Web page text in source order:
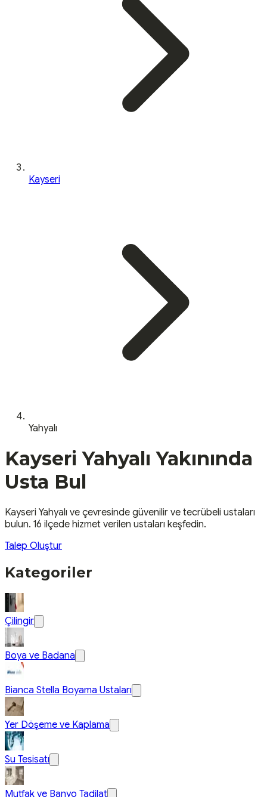
Kayseri
Yahyalı
Kayseri Yahyalı Yakınında
Usta Bul
Kayseri Yahyalı ve çevresinde güvenilir ve tecrübeli ustaları
bulun. 16 ilçede hizmet verilen ustaları keşfedin.
Talep Oluştur
Kategoriler
Çilingir
Boya ve Badana
Bianca Stella Boyama Ustaları
Yer Döşeme ve Kaplama
Su Tesisatı
Mutfak ve Banyo Tadilat